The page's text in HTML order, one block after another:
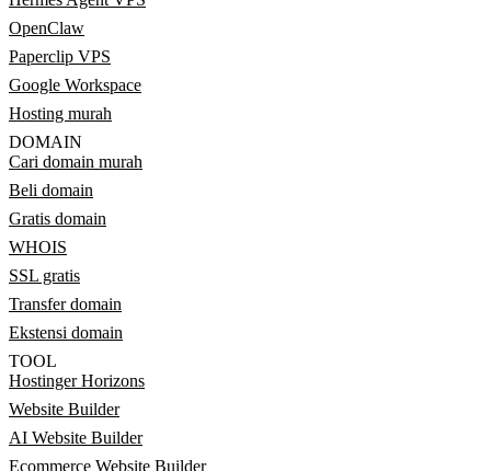
OpenClaw
Paperclip VPS
Google Workspace
Hosting murah
DOMAIN
Cari domain murah
Beli domain
Gratis domain
WHOIS
SSL gratis
Transfer domain
Ekstensi domain
TOOL
Hostinger Horizons
Website Builder
AI Website Builder
Ecommerce Website Builder